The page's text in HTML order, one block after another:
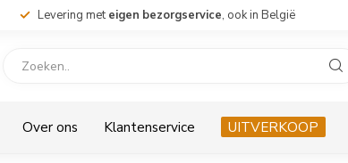
Levering met eigen bezorgservice, ook in België
Over ons Klantenservice UITVERKOOP